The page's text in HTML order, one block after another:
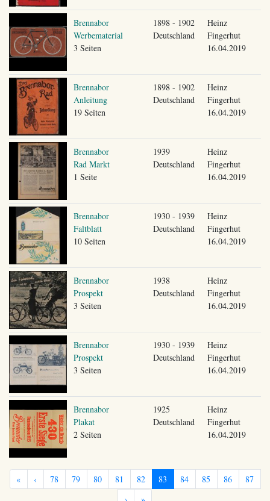
Brennabor
Werbematerial
3 Seiten
1898 - 1902
Deutschland
Heinz
Fingerhut
16.04.2019
Brennabor
Anleitung
19 Seiten
1898 - 1902
Deutschland
Heinz
Fingerhut
16.04.2019
Brennabor
Rad Markt
1 Seite
1939
Deutschland
Heinz
Fingerhut
16.04.2019
Brennabor
Faltblatt
10 Seiten
1930 - 1939
Deutschland
Heinz
Fingerhut
16.04.2019
Brennabor
Prospekt
3 Seiten
1938
Deutschland
Heinz
Fingerhut
16.04.2019
Brennabor
Prospekt
3 Seiten
1930 - 1939
Deutschland
Heinz
Fingerhut
16.04.2019
Brennabor
Plakat
2 Seiten
1925
Deutschland
Heinz
Fingerhut
16.04.2019
« ‹ 78 79 80 81 82 83 84 85 86
87
›
»